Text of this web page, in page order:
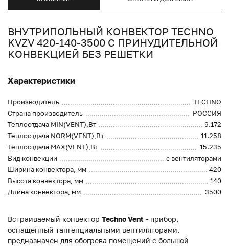
ВНУТРИПОЛЬНЫЙ КОНВЕКТОР TECHNO
KVZV 420-140-3500 С ПРИНУДИТЕЛЬНОЙ
КОНВЕКЦИЕЙ БЕЗ РЕШЕТКИ
Характеристики
Производитель
TECHNO
Страна производитель
РОССИЯ
Теплоотдача MIN(VENT),Вт
9.172
Теплоотдача NORM(VENT),Вт
11.258
Теплоотдача MAX(VENT),Вт
15.235
Вид конвекции
с вентиляторами
Ширина конвектора, мм
420
Высота конвектора, мм
140
Длина конвектора, мм
3500
Встраиваемый конвектор Techno Vent - прибор,
оснащенный тангенциальными вентиляторами,
предназначен для обогрева помещений с большой